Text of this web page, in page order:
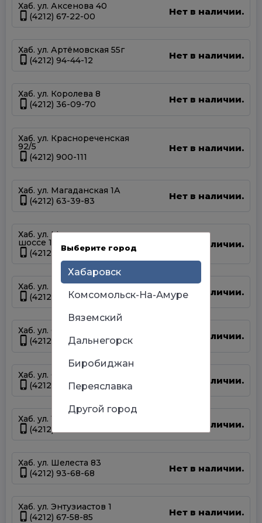
Хаб. ул. Аксенова 40
(4212) 67-22-00
Нет в наличии.
Хаб. ул. Артёмовская 55г
(4212) 94-44-12
Нет в наличии.
Хаб. ул. Королева 8
(4212) 36-09-70
Нет в наличии.
Хаб. ул. Краснореченская
92/5
(4212) 900-111
Нет в наличии.
Хаб. ул. Магаданская 1А
(4212) 63-39-83
Нет в наличии.
Хаб. ул. Матвеевское
шоссе 13А
(4212) 69-93-93
Нет в наличии.
Хаб. ул. Панфиловцев 14Б
(4212) 63-22-47
Нет в наличии.
Хаб. ул. Серышева 34
(4212) 47-44-66
Нет в наличии.
Хаб. ул. Суворова 45
(4212) 50-67-37
Нет в наличии.
Хаб. ул. Тихоокеанская 170
(4212) 67-13-31
Нет в наличии.
Хаб. ул. Шелеста 83
(4212) 93-68-68
Нет в наличии.
Хаб. ул. Энтузиастов 1
(4212) 67-58-85
Нет в наличии.
Выберите город
Хабаровск
Комсомольск-На-Амуре
Вяземский
Дальнегорск
Биробиджан
Переяславка
Другой город